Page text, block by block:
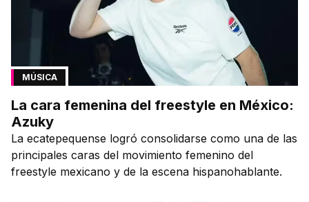
MÚSICA
La cara femenina del freestyle en México:
Azuky
La ecatepequense logró consolidarse como una de las
principales caras del movimiento femenino del
freestyle mexicano y de la escena hispanohablante.